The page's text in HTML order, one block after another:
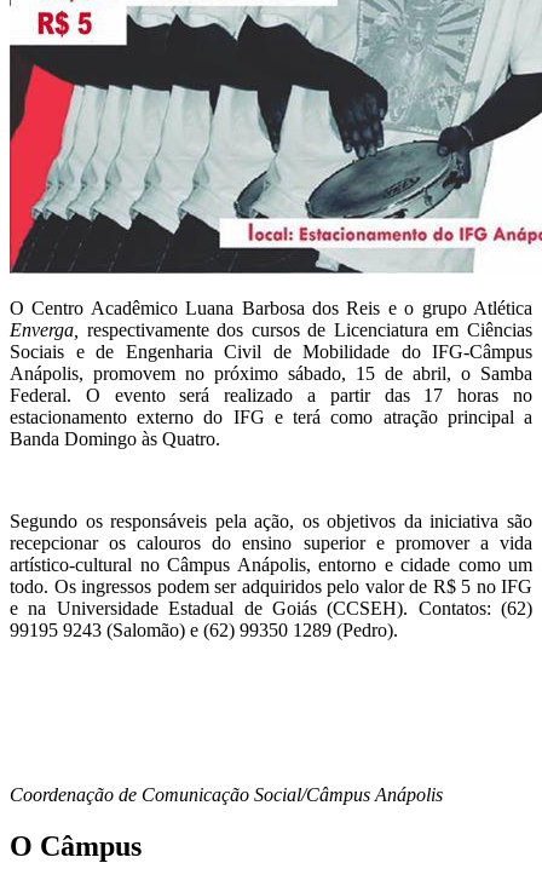
OCentro Acadêmico Luana Barbosa dos Reis e o grupo Atlética
Enverga, respectivamentedos cursosde Licenciatura em Ciências
Sociais e de Engenharia Civil de Mobilidade do IFG-Câmpus
Anápolis, promovem no próximo sábado, 15 de abril, o Samba
Federal. O evento será realizado a partir das 17 horas
no
estacionamento externodo IFG e terá como atração principala
Banda Domingo às Quatro.
Segundo osresponsáveis pela ação, os objetivos da iniciativasão
recepcionar os calouros do ensino superior e promover a vida
artístico-cultural no Câmpus Anápolis, entorno e cidade como um
todo. Os ingressos podem ser adquiridos pelo valor de R$ 5 no IFG
e na Universidade Estadual de Goiás (CCSEH). Contatos: (62)
99195 9243 (Salomão) e (62) 99350 1289 (Pedro).
Coordenação de Comunicação Social/Câmpus Anápolis
O Câmpus